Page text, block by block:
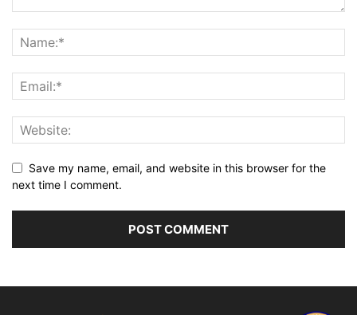
Save my name, email, and website in this browser for the
next time I comment.